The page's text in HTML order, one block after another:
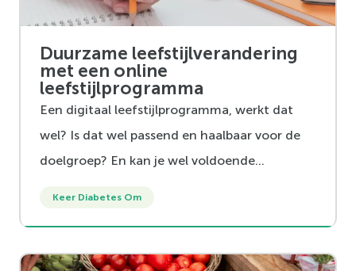
Duurzame leefstijlverandering
met een online
leefstijlprogramma
Een digitaal leefstijlprogramma, werkt dat
wel? Is dat wel passend en haalbaar voor de
doelgroep? En kan je wel voldoende
programma's, in stand? We delen graag de
Keer Diabetes Om